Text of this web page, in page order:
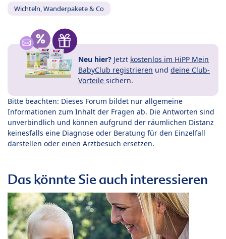
Wichteln, Wanderpakete & Co
Neu hier? Jetzt kostenlos im HiPP Mein
BabyClub registrieren und deine Club-
Vorteile sichern.
Bitte beachten: Dieses Forum bildet nur allgemeine
Informationen zum Inhalt der Fragen ab. Die Antworten sind
unverbindlich und können aufgrund der räumlichen Distanz
keinesfalls eine Diagnose oder Beratung für den Einzelfall
darstellen oder einen Arztbesuch ersetzen.
Das könnte Sie auch interessieren